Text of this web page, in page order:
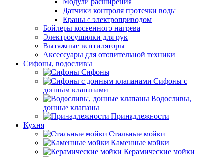
Модули расширения
Датчики контроля протечки воды
Краны с электроприводом
Бойлеры косвенного нагрева
Электросушилки для рук
Вытяжные вентиляторы
Аксессуары для отопительной техники
Сифоны, водосливы
Сифоны
Сифоны с
донным клапанами
Водосливы,
донные клапаны
Принадлежности
Кухня
Стальные мойки
Каменные мойки
Керамические мойки